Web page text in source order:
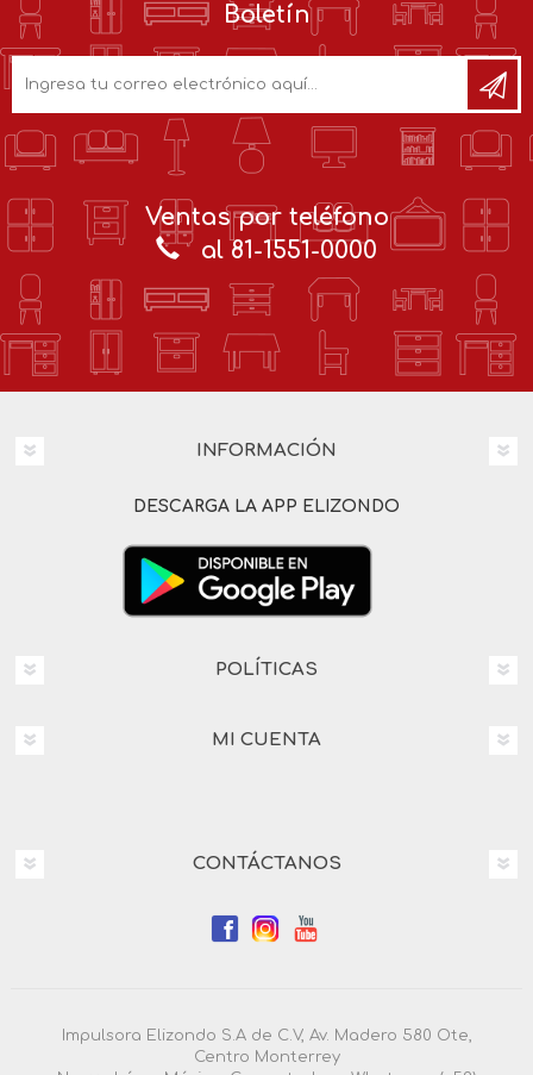
Boletín
Ventas por teléfono
al 81-1551-0000
INFORMACIÓN
DESCARGA LA APP ELIZONDO
POLÍTICAS
MI CUENTA
CONTÁCTANOS
Impulsora Elizondo S.A de C.V, Av. Madero 580 Ote,
Centro Monterrey